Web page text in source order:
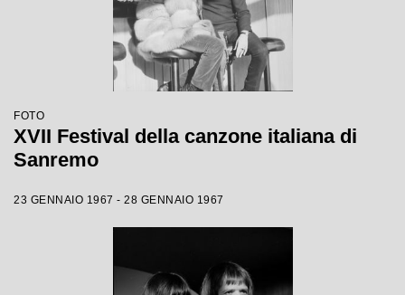
FOTO
XVII Festival della canzone italiana di
Sanremo
23 GENNAIO 1967 - 28 GENNAIO 1967